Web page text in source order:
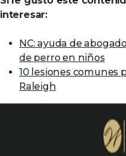
interesar:
NC: ayuda de
de perro en niños
10 lesiones comunes
Raleigh